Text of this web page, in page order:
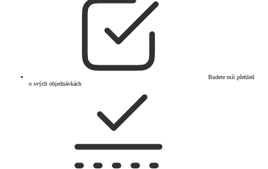
Budete mít přehled
o svých objednávkách